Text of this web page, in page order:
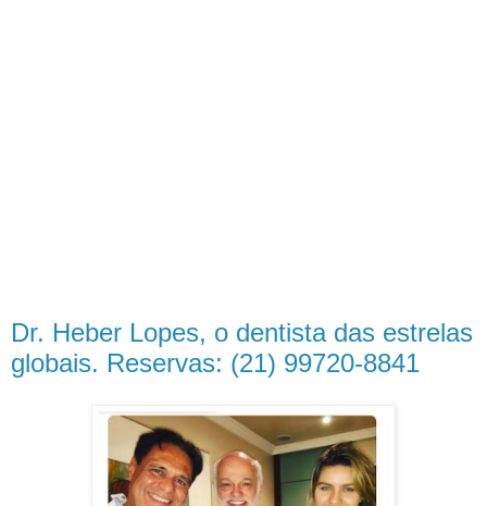
Dr. Heber Lopes, o dentista das estrelas
globais. Reservas: (21) 99720-8841